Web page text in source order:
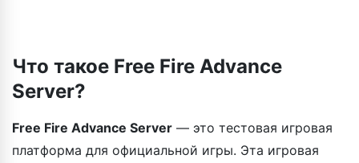
Что такое Free Fire Advance
Server?
Free Fire Advance Server — это тестовая игровая
платформа для официальной игры. Эта игровая